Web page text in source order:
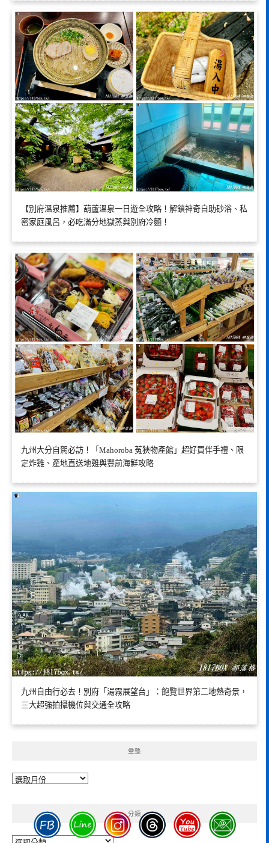
【別府溫泉推薦】葫蘆溫泉一日遊全攻略！解鎖神奇自助砂浴、私
密家庭風呂，必吃滿分地獄蒸與別府冷麵！
九州大分自駕必訪！「Mahoroba 菟狹物產館」超好買伴手禮、限
定炸雞、產地直送地雞與豐前海鮮攻略
九州自由行必去！別府「湯霧展望台」：飽覽世界第二地熱奇景，
三大超強拍攝機位與交通全攻略
彙整
彙
分類